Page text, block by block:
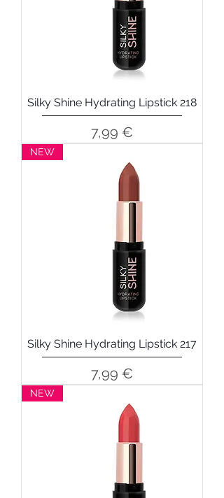
Silky Shine Hydrating Lipstick 218
Precio
7,99 €
NEW
Silky Shine Hydrating Lipstick 217
Precio
7,99 €
NEW